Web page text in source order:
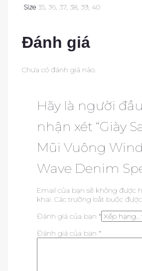
Size 35, 36, 37, 38, 39, 40
Đánh giá
Chưa có đánh giá nào.
Hãy là người
nhận xét “Giày
Mũi Vuông
Wave Denim
Email của bạn sẽ không được
khai. Các trường bắt buộc
Đánh giá của bạn *
Đánh giá của bạn *